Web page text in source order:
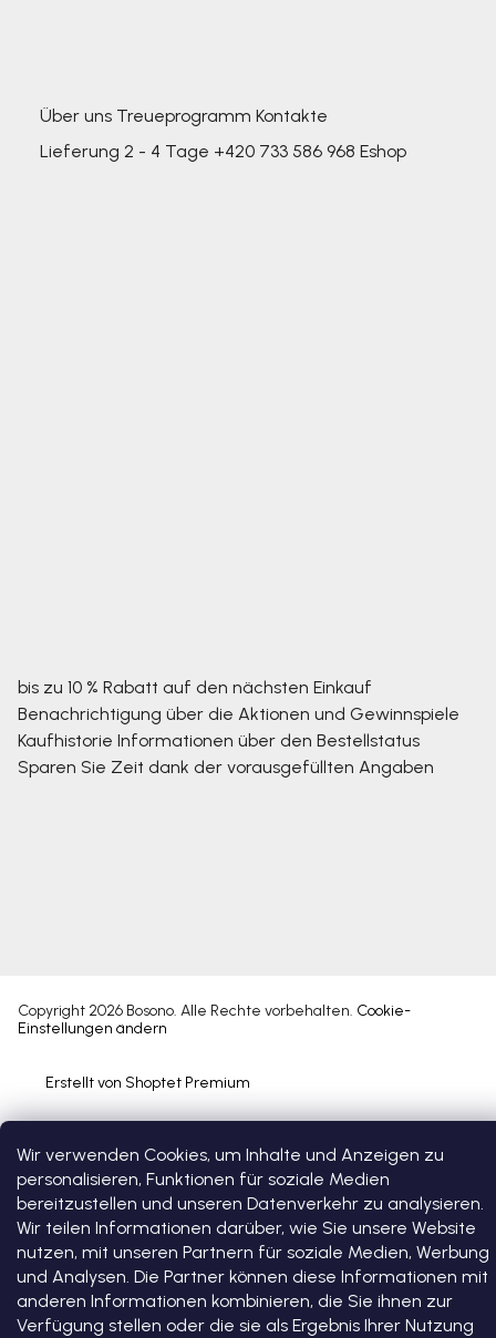
Wir verwenden Cookies, um Inhalte und Anzeigen zu
personalisieren, Funktionen für soziale Medien
bereitzustellen und unseren Datenverkehr zu analysieren.
Wir teilen Informationen darüber, wie Sie unsere Website
nutzen, mit unseren Partnern für soziale Medien, Werbung
und Analysen. Die Partner können diese Informationen mit
anderen Informationen kombinieren, die Sie ihnen zur
Verfügung stellen oder die sie als Ergebnis Ihrer Nutzung
Über uns Treueprogramm Kontakte
Lieferung 2 - 4 Tage +420 733 586 968 Eshop
bis zu 10 % Rabatt auf den nächsten Einkauf
Benachrichtigung über die Aktionen und Gewinnspiele
Kaufhistorie Informationen über den Bestellstatus
Sparen Sie Zeit dank der vorausgefüllten Angaben
Erstellt von Shoptet Premium
Copyright 2026 Bosono. Alle Rechte vorbehalten. Cookie-
Einstellungen ändern